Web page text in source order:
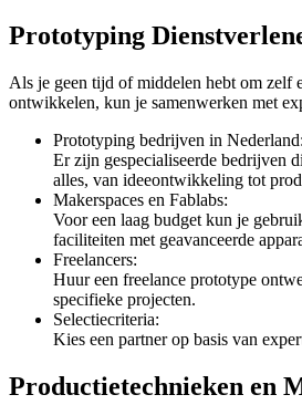
Prototyping
Als je geen tijd of middelen hebt om zelf
ontwikkelen, kun je samenwerken met
Prototyping bedrijven in Nederland:
Er zijn gespecialiseerde bedrijven
alles, van ideeontwikkeling tot
Makerspaces en Fablabs:
Voor een laag budget kun je
faciliteiten met geavanceerde
Freelancers:
Huur een freelance prototype
specifieke projecten.
Selectiecriteria:
Kies een partner op basis van
Productietechnieken en